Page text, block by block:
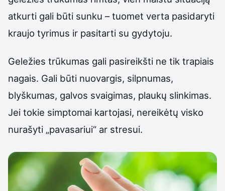
atkurti gali būti sunku – tuomet verta pasidaryti
kraujo tyrimus ir pasitarti su gydytoju.
Geležies trūkumas gali pasireikšti ne tik trapiais
nagais. Gali būti nuovargis, silpnumas,
blyškumas, galvos svaigimas, plaukų slinkimas.
Jei tokie simptomai kartojasi, nereikėtų visko
nurašyti „pavasariui“ ar stresui.